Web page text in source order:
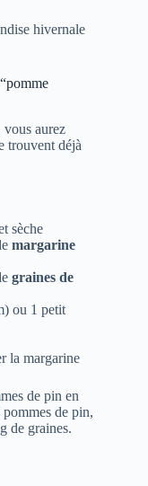
hivernale
vous aurez
trouvent déjà
sèche
margarine
graines de
ou 1 petit
la margarine
de pin en
de pin,
de graines.